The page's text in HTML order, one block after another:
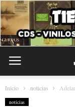
Inicio noticias
noticias